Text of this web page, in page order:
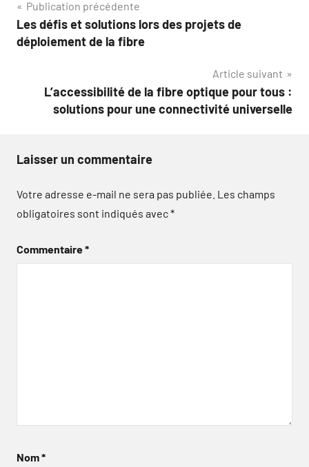
Navigation
de
Publication précédente
Les défis et solutions lors des projets de
déploiement de la fibre
Article suivant
L’accessibilité de la fibre optique pour tous :
solutions pour une connectivité universelle
Laisser un commentaire
Votre adresse e-mail ne sera pas publiée. Les champs
obligatoires sont indiqués avec*
Commentaire*
Nom*